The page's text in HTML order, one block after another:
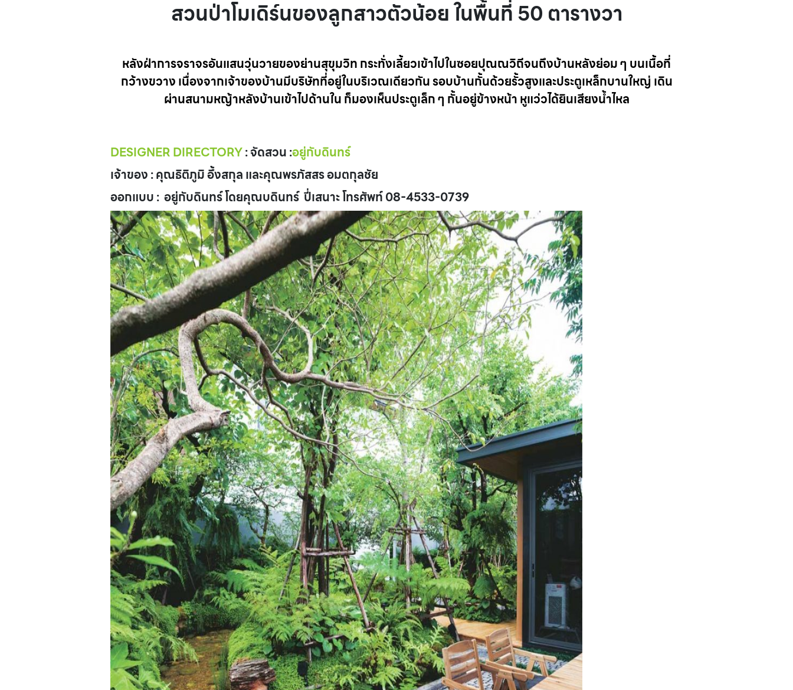
สวนป่าโมเดิร์นของลูกสาวตัวน้อย ในพื้นที่ 50 ตารางวา
หลังฝ่าการจราจรอันแสนวุ่นวายของย่านสุขุมวิท กระทั่งเลี้ยวเข้าไปในซอยปุณณวิถีจนถึงบ้านหลังย่อม ๆ บนเนื้อที่
กว้างขวาง เนื่องจากเจ้าของบ้านมีบริษัทที่อยู่ในบริเวณเดียวกัน รอบบ้านกั้นด้วยรั้วสูงและประตูเหล็กบานใหญ่ เดิน
ผ่านสนามหญ้าหลังบ้านเข้าไปด้านใน ก็มองเห็นประตูเล็ก ๆ กั้นอยู่ข้างหน้า หูแว่วได้ยินเสียงน้ำไหล
DESIGNER DIRECTORY: จัดสวน :อยู่กับดินทร์
เจ้าของ : คุณธิติภูมิ อึ้งสกุล และคุณพรภัสสร อมตกุลชัย
ออกแบบ : อยู่กับดินทร์ โดยคุณบดินทร์ ปี่เสนาะ โทรศัพท์ 08-4533-0739